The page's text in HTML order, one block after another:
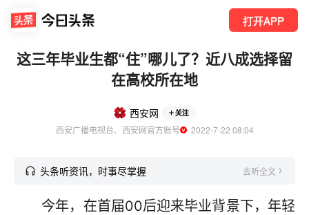
打开APP
这三年毕业生都“住”哪儿了？近八成选择留
在高校所在地
西安网 关注
西安广播电视台、西安网官方账号
  2022-7-22 08:04
头条听资讯，时事尽掌握 去听全文
今年，在首届00后迎来毕业背景下，年轻